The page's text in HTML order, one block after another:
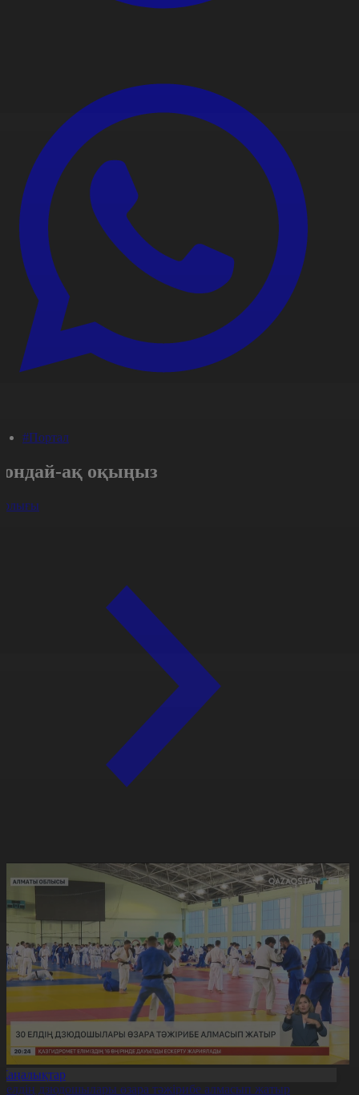
#Портал
ақ оқыңыз
елдің дзюдошылары өзара тәжірибе алмасып жатыр